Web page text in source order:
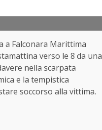
a Falconara Marittima
verso le 8 da una
nella scarpata
e la tempistica
soccorso alla vittima.